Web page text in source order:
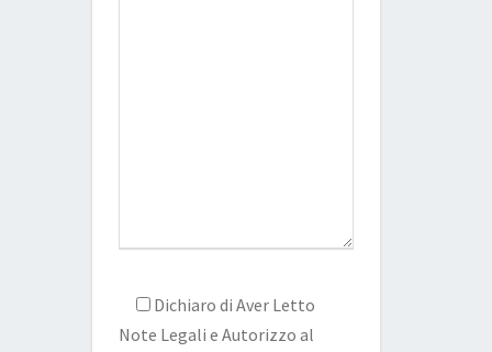
Dichiaro di Aver Letto
Note Legali e Autorizzo al